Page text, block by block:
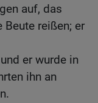
auf, das
Beute reißen; er
er wurde in
ihn an